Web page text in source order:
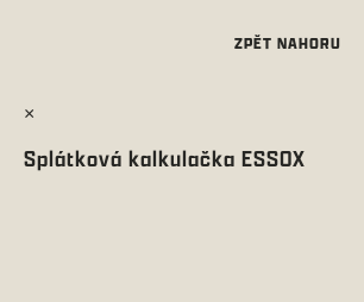
×
Splátková kalkulačka ESSOX